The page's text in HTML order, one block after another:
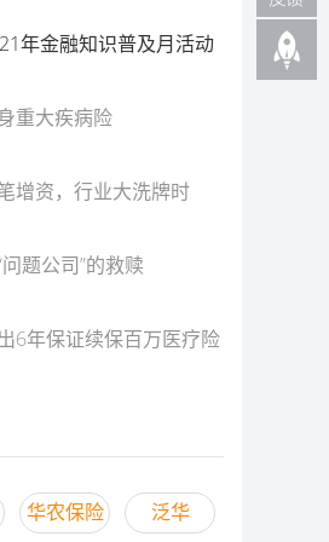
年金融知识普及月活动
重大疾病险
增资，行业大洗牌时
题公司”的救赎
6年保证续保百万医疗险
华农保险 泛华